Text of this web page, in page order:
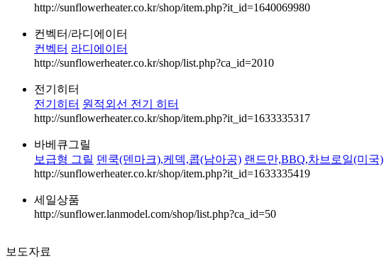
http://sunflowerheater.co.kr/shop/item.php?it_id=1640069980
컨벡터/라디에이터
컨벡터 라디에이터
http://sunflowerheater.co.kr/shop/list.php?ca_id=2010
전기히터
전기히터 원적외선 전기 히터
http://sunflowerheater.co.kr/shop/item.php?it_id=1633335317
바베큐그릴
보급형 그릴 덴쿡(덴마크),케덱,콥(남아공) 랜드만,BBQ,차브로일(미국)
http://sunflowerheater.co.kr/shop/item.php?it_id=1633335419
세일상품
http://sunflower.lanmodel.com/shop/list.php?ca_id=50
보도자료